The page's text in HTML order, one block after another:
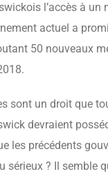
l’accès à un
actuel a
50 nouveaux
sont un droit que
devraient
les précédents
sérieux ? Il semble